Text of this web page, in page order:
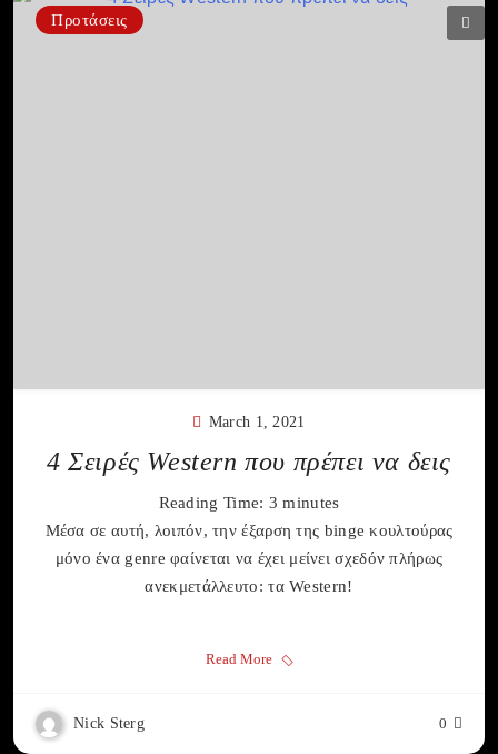
Προτάσεις
March 1, 2021
4 Σειρές Western που πρέπει να δεις
Reading Time: 3 minutes
Μέσα σε αυτή, λοιπόν, την έξαρση της binge κουλτούρας
μόνο ένα genre φαίνεται να έχει μείνει σχεδόν πλήρως
ανεκμετάλλευτο: τα Western!
Read More
Nick Sterg 0